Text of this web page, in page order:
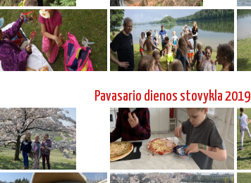
Pavasario dienos stovykla 2019